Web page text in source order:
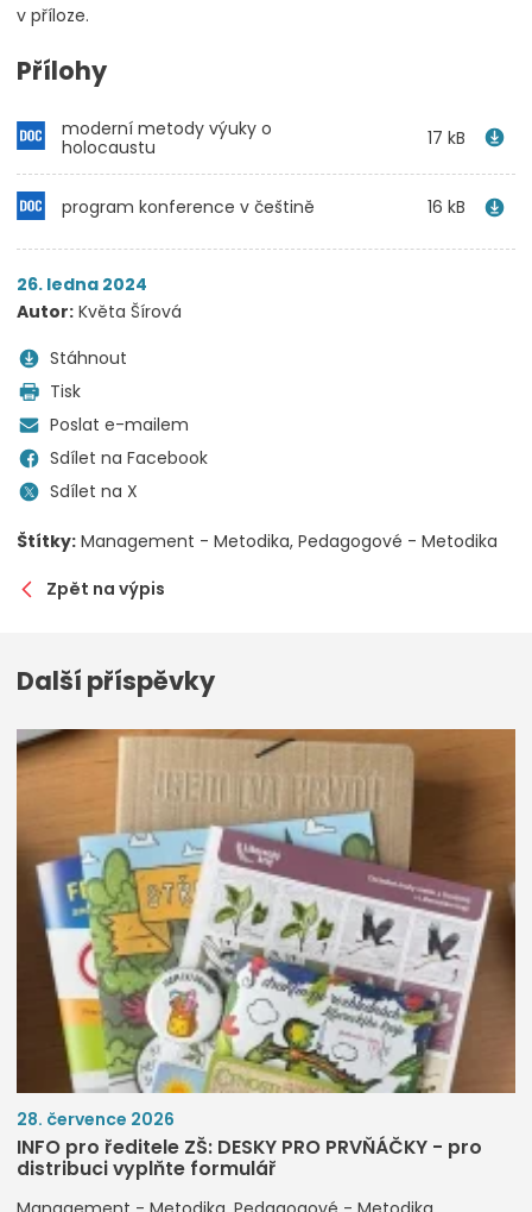
v příloze.
Přílohy
moderní metody výuky o
holocaustu
17 kB
program konference v češtině 16 kB
26. ledna 2024
Autor: Květa Šírová
Stáhnout
Tisk
Poslat e-mailem
Sdílet na Facebook
Sdílet na X
Štítky: Management - Metodika Pedagogové - Metodika
Zpět na výpis
Další příspěvky
28. července 2026
INFO pro ředitele ZŠ: DESKY PRO PRVŇÁČKY - pro
distribuci vyplňte formulář